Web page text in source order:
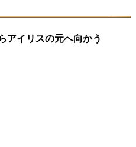
アイリスの元へ向かう